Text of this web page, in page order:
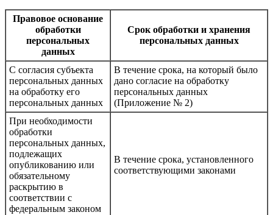
Правовое основание
обработки
персональных
данных
Срок обработки и хранения
персональных данных
С согласия субъекта
персональных данных
на обработку его
персональных данных
В течение срока, на который было
дано согласие на обработку
персональных данных
(Приложение № 2)
При необходимости
обработки
персональных данных,
подлежащих
опубликованию или
обязательному
раскрытию в
соответствии с
федеральным законом
В течение срока, установленного
соответствующими законами